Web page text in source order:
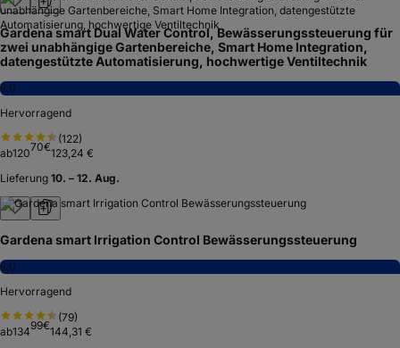
Gardena smart Dual Water Control, Bewässerungssteuerung für
zwei unabhängige Gartenbereiche, Smart Home Integration,
datengestützte Automatisierung, hochwertige Ventiltechnik
8,0
Hervorragend
(122)
ab12070€123,24 €
Lieferung 10. – 12. Aug.
Gardena smart Irrigation Control Bewässerungssteuerung
8,0
Hervorragend
(79)
ab13499€144,31 €